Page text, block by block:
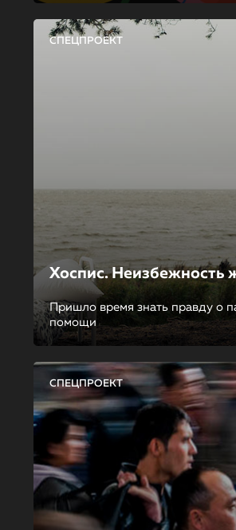
СПЕЦПРОЕКТ
Хоспис. Неизбежность
Пришло время знать правду о
помощи
СПЕЦПРОЕКТ